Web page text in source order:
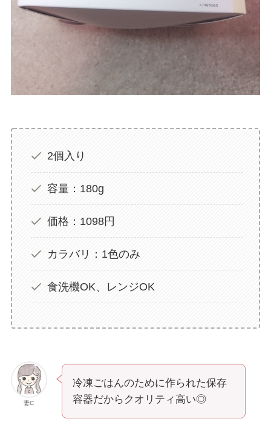
2個入り
容量：180g
価格：1098円
カラバリ：1色のみ
食洗機OK、レンジOK
妻C
冷凍ごはんのために作られた保存
容器だからクオリティ高い◎